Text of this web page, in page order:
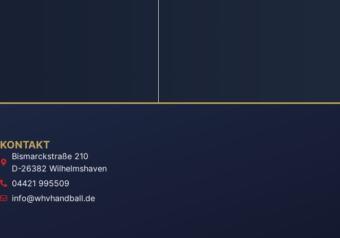
KONTAKT
Bismarckstraße 210
D-26382 Wilhelmshaven
04421 995509
info@whvhandball.de